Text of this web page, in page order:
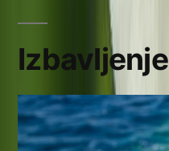
Izbavljenje